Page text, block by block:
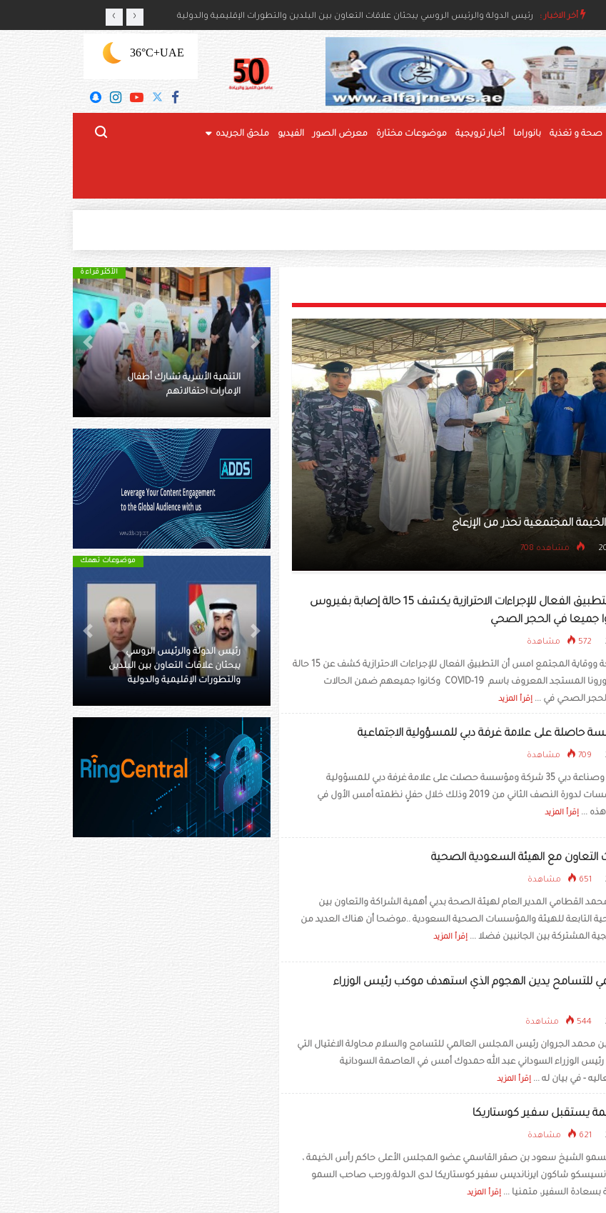
أخر الاخبار :
رئيس الدولة ونائباه يعزون خادم الحرمين بوفاة والدة الأمير حمود بن سعود بن عبدالعزيز آل سعود ‹ ›
UAE
+36°C
صحة و تغذية بانوراما أخبار ترويجية موضوعات مختارة معرض الصور الفيديو ملحق الجريده
الولاء المؤسسي لترسيخ أخلاقيات العمل الإيجابي
وزارة الصحة : التطبيق الفعال للإجراءات الاحترازية يكشف 15 حالة إصابة بفيروس
572 مشاهدة
أعلنت وزارة الصحة ووقاية المجتمع امس أن التطبيق الفعال للإجراءات الاحترازية كشف عن 15 حالة
إصابة بفيروس كورونا المستجد المعروف باسم COVID-19 وكانوا جميعهم ضمن الحالات
الصحي في ... إقرأ المزيد
709 مشاهدة
كرمت غرفة تجارة وصناعة دبي 35 شركة ومؤسسة حصلت على علامة غرفة دبي للمسؤولية
الاجتماعية للمؤسسات لدورة النصف الثاني من 2019 وذلك خلال حفلٍ نظمته أمس الأول في
هذه ... إقرأ المزيد
مع الهيئة السعودية الصحية
651 مشاهدة
القطامي المدير العام لهيئة الصحة بدبي أهمية الشراكة والتعاون بين
التابعة للهيئة والمؤسسات الصحية السعودية ..موضحا أن هناك العديد من
المشتركة بين الجانبين فضلا ... إقرأ المزيد
للتسامح يدين الهجوم الذي استهدف موكب رئيس الوزراء
544 مشاهدة
محمد الجروان رئيس المجلس العالمي للتسامح والسلام محاولة الاغتيال التي
الوزراء السوداني عبد الله حمدوك أمس في العاصمة السودانية
- في بيان له ... إقرأ المزيد
يستقبل سفير كوستاريكا
621 مشاهدة
الشيخ سعود بن صقر القاسمي عضو المجلس الأعلى حاكم رأس الخيمة ،
شاكون ايرنانديس سفير كوستاريكا لدى الدولة.ورحب صاحب السمو
السفير، متمنيا ... إقرأ المزيد
الأكثر قراءة
التنمية الأسرية تشارك أطفال
الإمارات احتفالاتهم
الأعلى للأمومة والطفولة يكرم
أعضاء البرلمان الإماراتي للطفل
المنتهية عضويتهم
Previous
Next
رئيس الدولة والرئيس الروسي
يبحثان علاقات التعاون بين البلدين
والتطورات الإقليمية والدولية
رئيس الدولة ونائباه يعزون خادم
الحرمين بوفاة والدة الأمير حمود بن
سعود بن عبدالعزيز آل سعود
Previous
Next